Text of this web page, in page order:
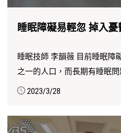
睡眠障礙易輕忽 掉入
睡眠技師 李韻薇 目前睡眠障
之一的人口，而長期有睡眠
疾患，...
2023/3/28